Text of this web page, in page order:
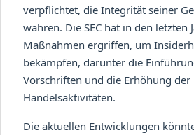
verpflichtet, die Integrität seiner
wahren. Die SEC hat in den letzten
Maßnahmen ergriffen, um
bekämpfen, darunter die
Vorschriften und die Erhöhung
Handelsaktivitäten.
Die aktuellen Entwicklungen